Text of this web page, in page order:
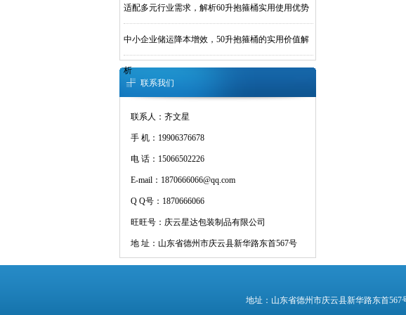
适配多元行业需求，解析60升抱箍桶实用使用优势
中小企业储运降本增效，50升抱箍桶的实用价值解
析
联系我们
联系人：齐文星
手 机：19906376678
电 话：15066502226
E-mail：1870666066@qq.com
Q Q号：1870666066
旺旺号：庆云星达包装制品有限公司
地 址：山东省德州市庆云县新华路东首567号
地址：山东省德州市庆云县新华路东首567